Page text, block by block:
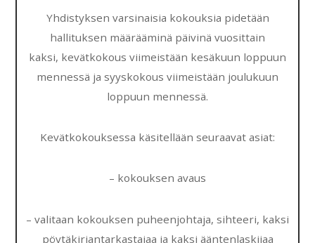
Yhdistyksen varsinaisia kokouksia pidetään
hallituksen määrääminä päivinä vuosittain
kaksi, kevätkokous viimeistään kesäkuun loppuun
mennessä ja syyskokous viimeistään joulukuun
loppuun mennessä.
Kevätkokouksessa käsitellään seuraavat asiat:
– kokouksen avaus
– valitaan kokouksen puheenjohtaja, sihteeri, kaksi
pöytäkirjantarkastajaa ja kaksi ääntenlaskijaa